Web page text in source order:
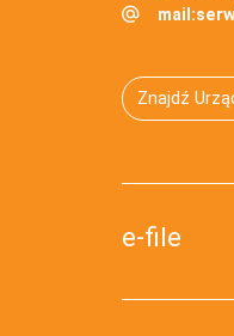
mail:
Znajdź
e-file